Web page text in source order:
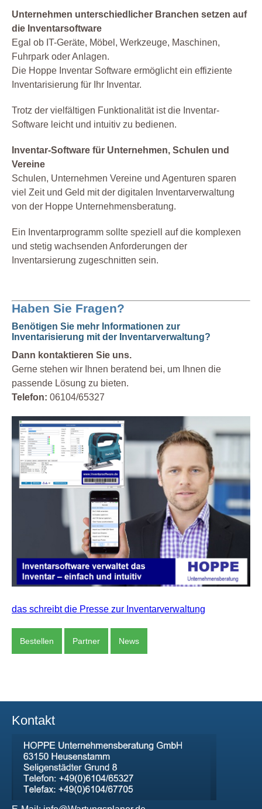
Unternehmen unterschiedlicher Branchen setzen auf
die Inventarsoftware
Egal ob IT-Geräte, Möbel, Werkzeuge, Maschinen,
Fuhrpark oder Anlagen.
Die Hoppe Inventar Software ermöglicht ein effiziente
Inventarisierung für Ihr Inventar.
Trotz der vielfältigen Funktionalität ist die Inventar-
Software leicht und intuitiv zu bedienen.
Inventar-Software für Unternehmen, Schulen und
Vereine
Schulen, Unternehmen Vereine und Agenturen sparen
viel Zeit und Geld mit der digitalen Inventarverwaltung
von der Hoppe Unternehmensberatung.
Ein Inventarprogramm sollte speziell auf die komplexen
und stetig wachsenden Anforderungen der
Inventarsierung zugeschnitten sein.
Haben Sie Fragen?
Benötigen Sie mehr Informationen zur
Inventarisierung mit der Inventarverwaltung?
Dann kontaktieren Sie uns.
Gerne stehen wir Ihnen beratend bei, um Ihnen die
passende Lösung zu bieten.
Telefon: 06104/65327
das schreibt die Presse zur Inventarverwaltung
Bestellen Partner News
Kontakt